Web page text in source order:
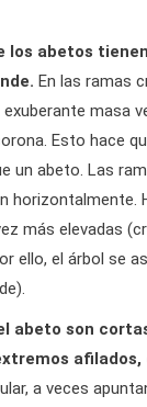
los abetos
En las ramas
masa
Esto hace
un abeto. Las
horizontalmente.
más elevadas
ello, el árbol se
abeto son
afilados,
a veces